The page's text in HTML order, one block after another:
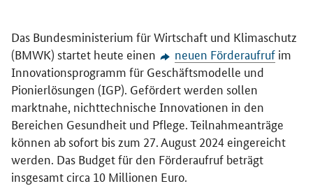
Das Bundesministerium für Wirtschaft und Klimaschutz
(BMWK) startet heute einen
neuen Förderaufruf im
Innovationsprogramm für Geschäftsmodelle und
Pionierlösungen (IGP). Gefördert werden sollen
marktnahe, nichttechnische Innovationen in den
Bereichen Gesundheit und Pflege. Teilnahmeanträge
können ab sofort bis zum 27. August 2024 eingereicht
werden. Das Budget für den Förderaufruf beträgt
insgesamt circa 10 Millionen Euro.